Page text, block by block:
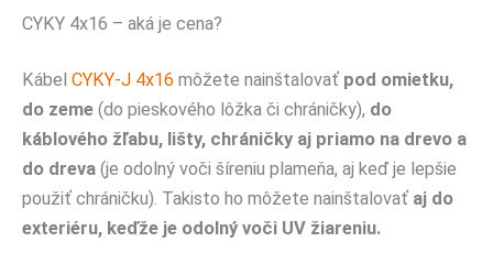
CYKY 4x16 – aká je cena?
Kábel CYKY-J 4x16 môžete nainštalovať pod omietku,
do zeme (do pieskového lôžka či chráničky), do
káblového žľabu, lišty, chráničky aj priamo na drevo a
do dreva (je odolný voči šíreniu plameňa, aj keď je lepšie
použiť chráničku). Takisto ho môžete nainštalovať aj do
exteriéru, keďže je odolný voči UV žiareniu.